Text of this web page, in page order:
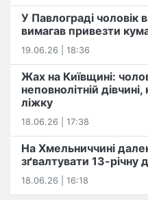
У Павлограді чоловік
вимагав привезти
19.06.26 | 18:36
Жах на Київщині:
неповнолітній
ліжку
18.06.26 | 17:38
На Хмельниччині
зґвалтувати 13-річну
18.06.26 | 16:18